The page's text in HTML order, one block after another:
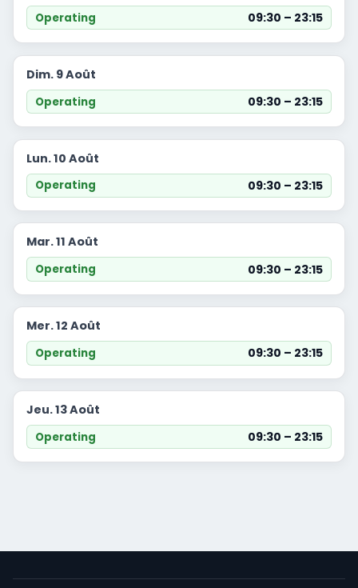
Operating 09:30 – 23:15
Dim. 9 Août
Operating 09:30 – 23:15
Lun. 10 Août
Operating 09:30 – 23:15
Mar. 11 Août
Operating 09:30 – 23:15
Mer. 12 Août
Operating 09:30 – 23:15
Jeu. 13 Août
Operating 09:30 – 23:15